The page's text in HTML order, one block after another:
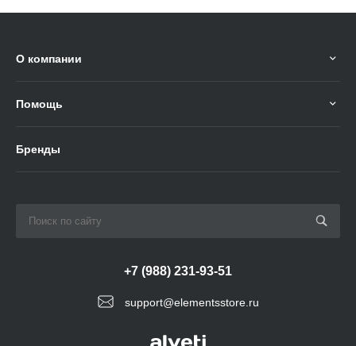
О компании
Помощь
Бренды
support@elementsstore.ru
+7 (988) 231-93-51